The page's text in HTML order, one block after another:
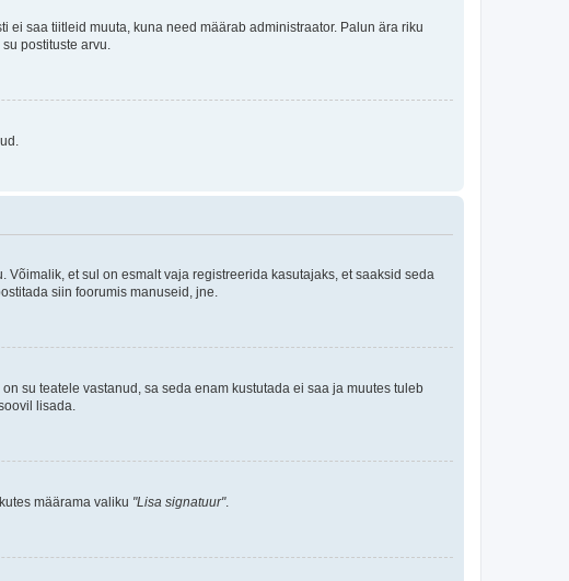
saa tiitleid muuta, kuna need määrab administraator. Palun ära riku
postituste arvu.
et sul on esmalt vaja registreerida kasutajaks, et saaksid seda
siin foorumis manuseid, jne.
su teatele vastanud, sa seda enam kustutada ei saa ja muutes tuleb
lisada.
määrama valiku "Lisa signatuur".